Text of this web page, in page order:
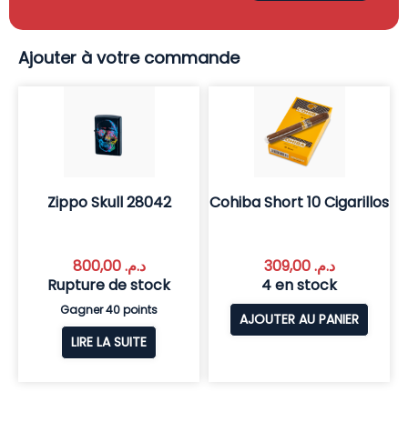
Ajouter à votre commande
Zippo Skull 28042
د.م.800,00
Rupture de stock
Gagner 40 points
LIRE LA SUITE
Cohiba Short 10 Cigarillos
د.م.309,00
4 en stock
AJOUTER AU PANIER